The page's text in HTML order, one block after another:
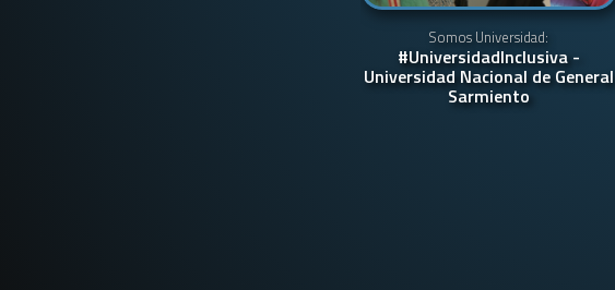
Somos Universidad:
#UniversidadInclusiva -
Universidad Nacional de General
Sarmiento